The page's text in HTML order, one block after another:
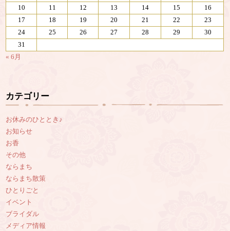
10
11 12 13 14 15
16
17
18 19 20 21 22
23
24
25 26 27 28 29
30
31
« 6月
カテゴリー
お休みのひととき♪
お知らせ
お香
その他
ならまち
ならまち散策
ひとりごと
イベント
ブライダル
メディア情報